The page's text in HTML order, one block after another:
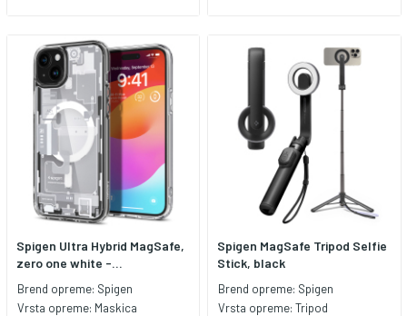
Spigen Ultra Hybrid MagSafe,
zero one white -...
Brend opreme: Spigen
Vrsta opreme: Maskica
Spigen MagSafe Tripod Selfie
Stick, black
Brend opreme: Spigen
Vrsta opreme: Tripod